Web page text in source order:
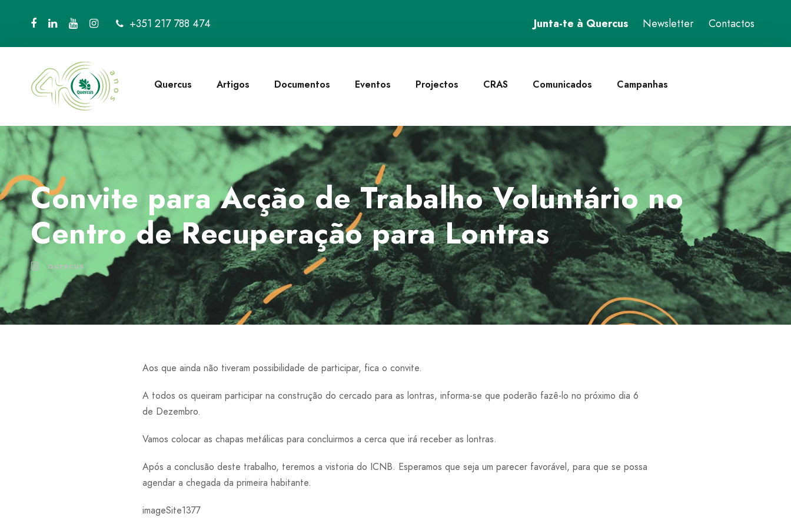
+351 217 788 474 Junta-te à Quercus Newsletter Contactos
Quercus Artigos Documentos Eventos Projectos CRAS Comunicados Campanhas
Convite para Acção de Trabalho Voluntário no
Centro de Recuperação para Lontras
QUERCUS
Aos que ainda não tiveram possibilidade de participar, fica o convite.
A todos os queiram participar na construção do cercado para as lontras, informa-se que poderão fazê-lo no próximo dia 6
de Dezembro.
Vamos colocar as chapas metálicas para concluirmos a cerca que irá receber as lontras.
Após a conclusão deste trabalho, teremos a vistoria do ICNB. Esperamos que seja um parecer favorável, para que se possa
agendar a chegada da primeira habitante.
imageSite1377